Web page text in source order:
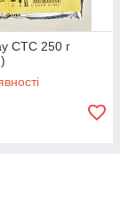
CTC 250 г